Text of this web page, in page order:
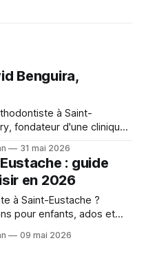
Benguira,
à Saint-
fondateur d'une clinique
31 mai 2026
: guide
en 2026
à Saint-Eustache ?
pour enfants, ados et
09 mai 2026